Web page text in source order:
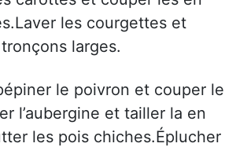
les courgettes et
larges.
le poivron et couper le
l’aubergine et tailler la en
les pois chiches.Éplucher